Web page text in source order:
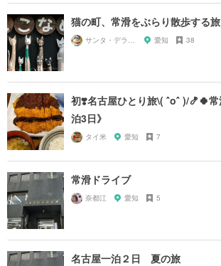
猫の町、常滑をぶらり散歩する旅
サンタ・デラックス 愛知 38
初❣️名古屋ひとり旅\( ˆoˆ )/🍤🍀
泊3日》
タイ米 愛知 7
常滑ドライブ
奈都江 愛知 5
名古屋一泊２日 夏の旅